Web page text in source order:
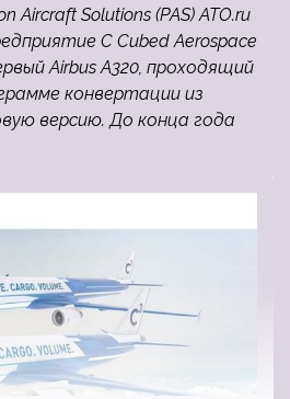
Aircraft Solutions (PAS) ATO.ru
C Cubed Aerospace
Airbus A320, проходящий
конвертации из
версию. До конца года